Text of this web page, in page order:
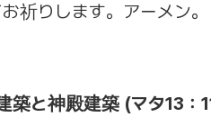
祈りします。アーメン。
と神殿建築 (マタ13：